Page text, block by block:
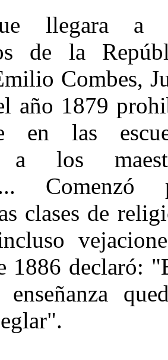
llegara a
de la
Combes,
año 1879
en las
a los
Comenzó
clases de
1886 declaró:
enseñanza